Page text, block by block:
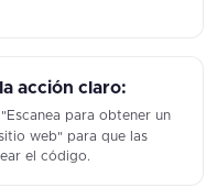
acción claro:
para obtener un
web" para que las
el código.